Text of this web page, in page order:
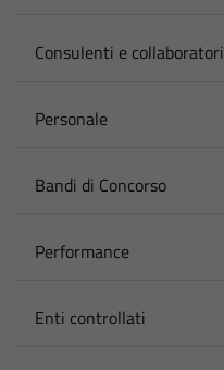
Consulenti e collaboratori
Personale
Bandi di Concorso
Performance
Enti controllati